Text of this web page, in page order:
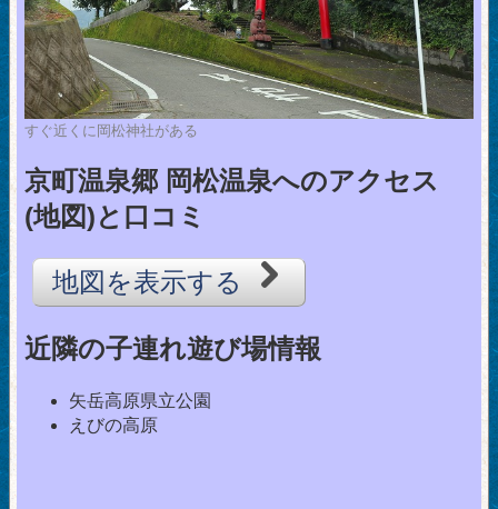
すぐ近くに岡松神社がある
京町温泉郷 岡松温泉へのアクセス
(地図)と口コミ
地図を表示する
近隣の子連れ遊び場情報
矢岳高原県立公園
えびの高原